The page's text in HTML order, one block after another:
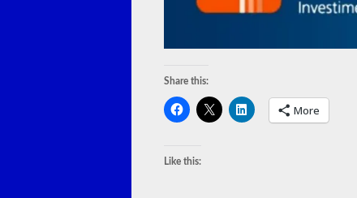
Share this:
More
Like this: